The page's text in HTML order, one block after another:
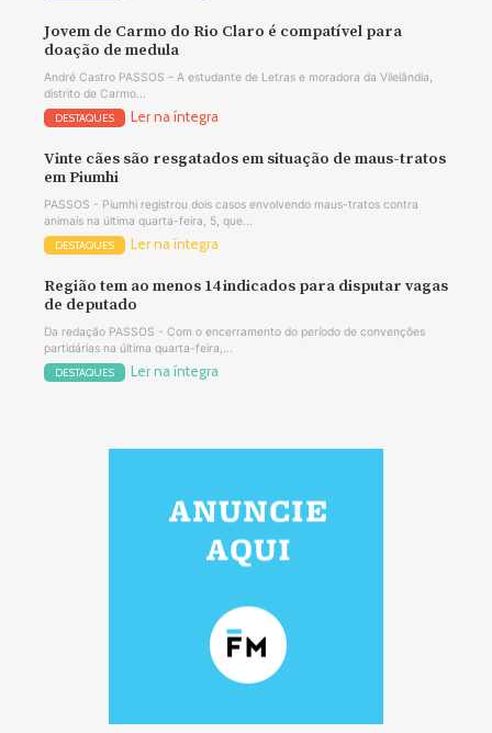
Jovem de Carmo do Rio Claro é compatível para
doação de medula
André Castro PASSOS – A estudante de Letras e moradora da Vilelândia,
distrito de Carmo...
DESTAQUES Ler na íntegra
Vinte cães são resgatados em situação de maus-tratos
em Piumhi
PASSOS - Piumhi registrou dois casos envolvendo maus-tratos contra
animais na última quarta-feira, 5, que...
DESTAQUES Ler na íntegra
Região tem ao menos 14 indicados para disputar vagas
de deputado
Da redação PASSOS - Com o encerramento do período de convenções
partidárias na última quarta-feira,...
DESTAQUES Ler na íntegra